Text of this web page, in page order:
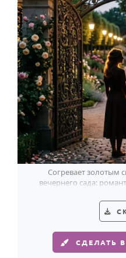
Согревает золотым
вечернего сада:
СДЕЛАТЬ